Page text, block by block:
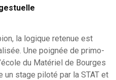
la logique retenue est
Une poignée de primo-
du Matériel de Bourges
un stage piloté par la STAT et